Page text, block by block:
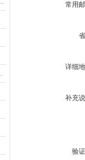
常用
详细
补充
验